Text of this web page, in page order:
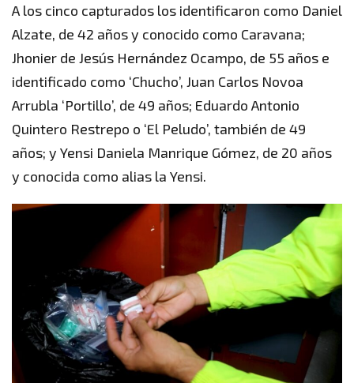
A los cinco capturados los identificaron como Daniel
Alzate, de 42 años y conocido como Caravana;
Jhonier de Jesús Hernández Ocampo, de 55 años e
identificado como ‘Chucho’, Juan Carlos Novoa
Arrubla ‘Portillo’, de 49 años; Eduardo Antonio
Quintero Restrepo o ‘El Peludo’, también de 49
años; y Yensi Daniela Manrique Gómez, de 20 años
y conocida como alias la Yensi.